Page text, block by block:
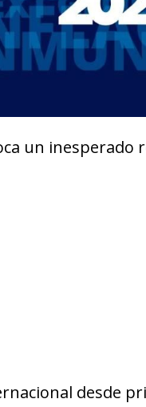
un inesperado
desde